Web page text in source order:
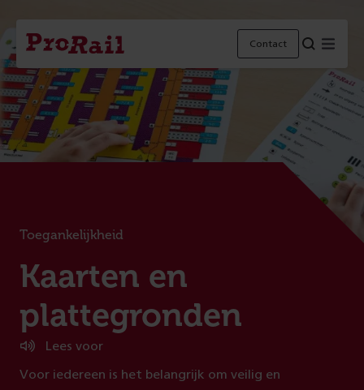
Navigatie
Homepage
ProRail
Contact
Toegankelijkheid
:
Kaarten en
plattegronden
Lees voor
Voor iedereen is het belangrijk om veilig en